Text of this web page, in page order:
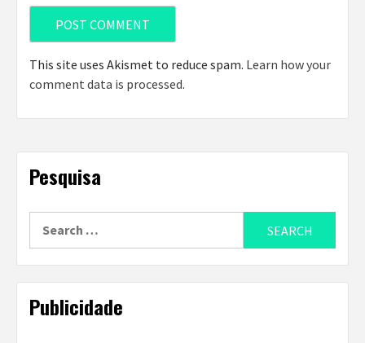
This site uses Akismet to reduce spam. Learn how your
comment data is processed.
Pesquisa
Publicidade